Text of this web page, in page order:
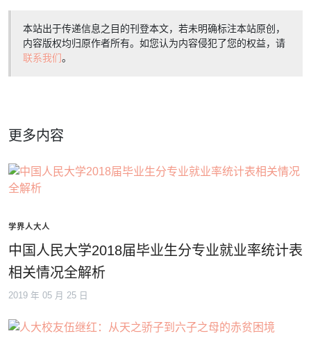
本站出于传递信息之目的刊登本文，若未明确标注本站原创，
内容版权均归原作者所有。如您认为内容侵犯了您的权益，请
联系我们。
更多内容
学界人大人
中国人民大学2018届毕业生分专业就业率统计表
相关情况全解析
2019 年 05 月 25 日